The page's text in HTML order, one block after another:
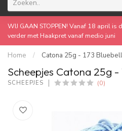
WIJ GAAN STOPPEN! Vanaf 18 april
verder met Haakpret vanaf medio juni
Home / Catona 25g - 173 Bluebell
Scheepjes Catona 25g -
SCHEEPJES (0)